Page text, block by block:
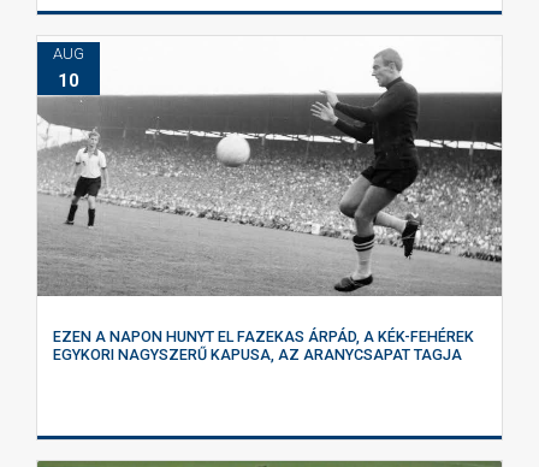
AUG
10
EZEN A NAPON HUNYT EL FAZEKAS ÁRPÁD, A KÉK-FEHÉREK
EGYKORI NAGYSZERŰ KAPUSA, AZ ARANYCSAPAT TAGJA